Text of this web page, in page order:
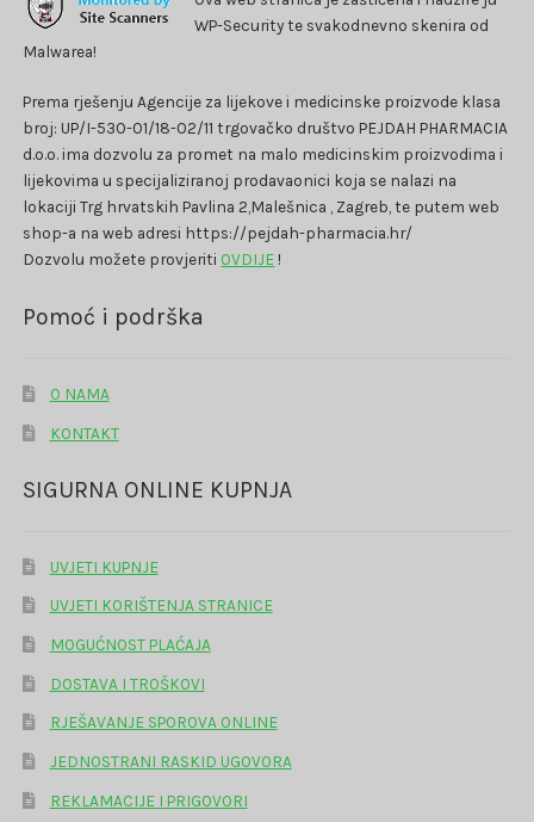
WP-Security te svakodnevno skenira od
Malwarea!
Prema rješenju Agencije za lijekove i medicinske proizvode klasa
broj: UP/I-530-01/18-02/11 trgovačko društvo PEJDAH PHARMACIA
d.o.o. ima dozvolu za promet na malo medicinskim proizvodima i
lijekovima u specijaliziranoj prodavaonici koja se nalazi na
lokaciji Trg hrvatskih Pavlina 2,Malešnica , Zagreb, te putem web
shop-a na web adresi https://pejdah-pharmacia.hr/
Dozvolu možete provjeriti OVDIJE !
Pomoć i podrška
O NAMA
KONTAKT
SIGURNA ONLINE KUPNJA
UVJETI KUPNJE
UVJETI KORIŠTENJA STRANICE
MOGUĆNOST PLAĆAJA
DOSTAVA I TROŠKOVI
RJEŠAVANJE SPOROVA ONLINE
JEDNOSTRANI RASKID UGOVORA
REKLAMACIJE I PRIGOVORI